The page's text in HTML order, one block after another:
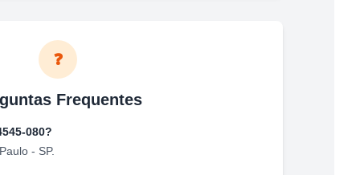
❓
Frequentes
080?
- SP.